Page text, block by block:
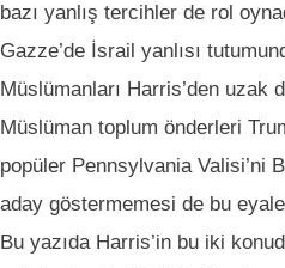
bazı yanlış tercihler de rol
Gazze’de İsrail yanlısı
Müslümanları Harris’den uzak
Müslüman toplum önderleri
popüler Pennsylvania Valisi’ni
aday göstermemesi de bu
Bu yazıda Harris’in bu iki